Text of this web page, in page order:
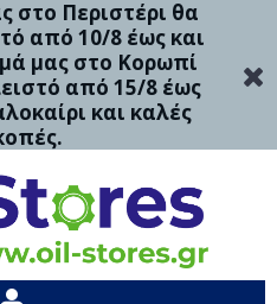
στο Περιστέρι θα
από 10/8 έως και
μας στο Κορωπί
από 15/8 έως
και καλές